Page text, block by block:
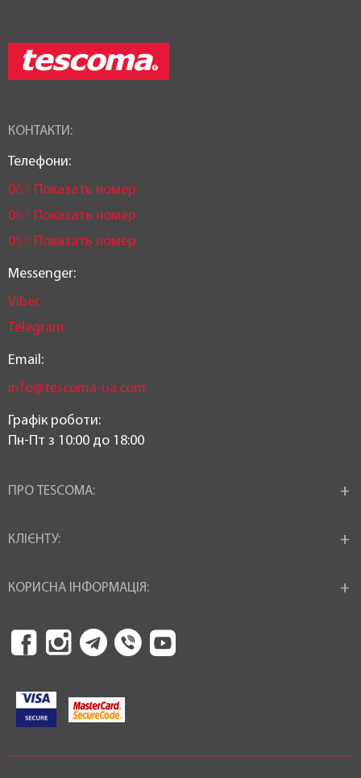
КОНТАКТИ:
Телефони:
063 Показать номер
067 Показать номер
050 Показать номер
Messenger:
Viber
Telegram
Email:
info@tescoma-ua.com
Графік роботи:
Пн-Пт з 10:00 до 18:00
ПРО TESCOMA:
КЛІЄНТУ:
КОРИСНА ІНФОРМАЦІЯ: